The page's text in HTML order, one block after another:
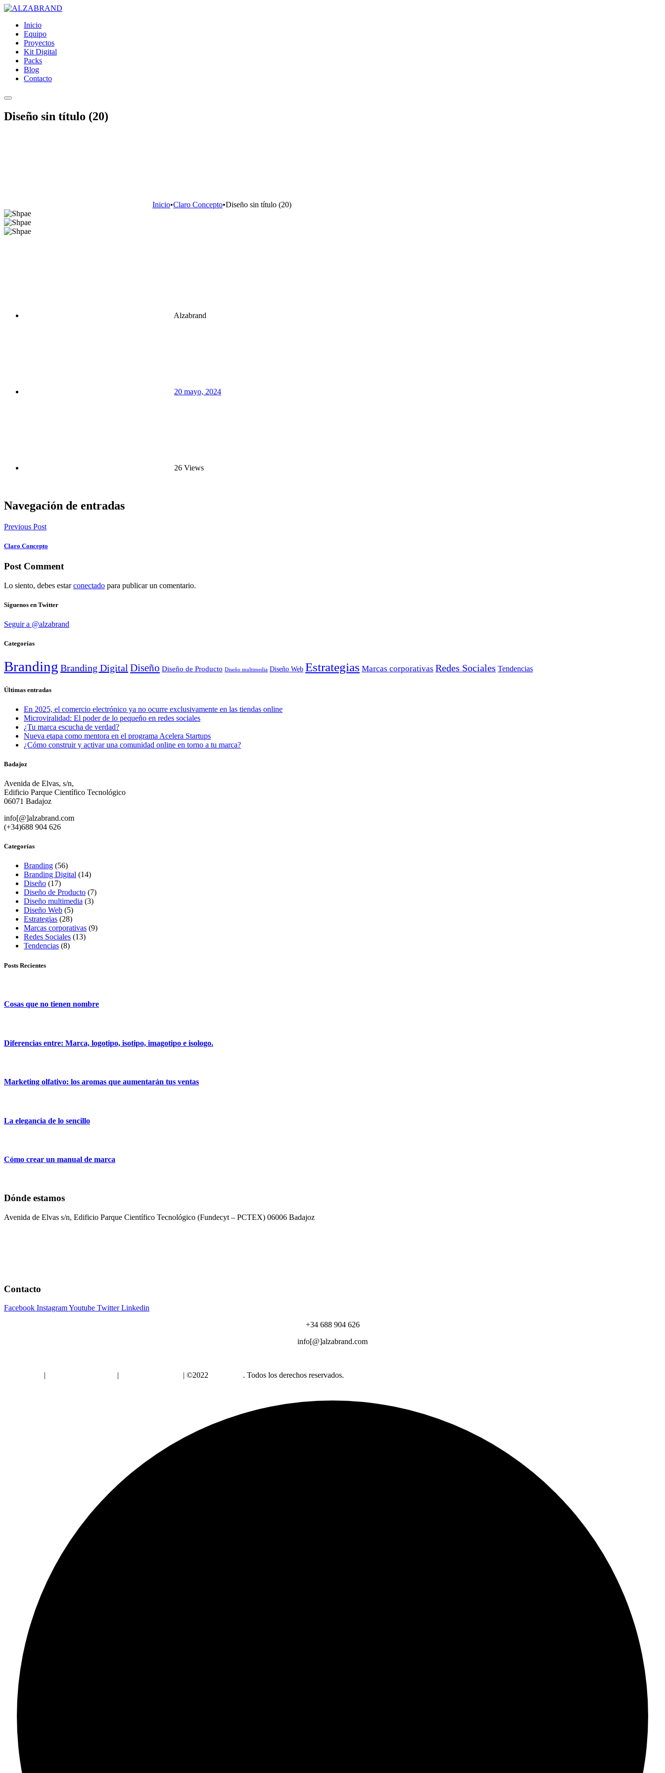
Inicio
Equipo
Proyectos
Kit Digital
Packs
Blog
Contacto
Diseño sin título (20)
Inicio•Claro Concepto•Diseño sin título (20)
Alzabrand
20 mayo, 2024
26 Views
Navegación de entradas
Previous Post
Claro Concepto
Post Comment
Lo siento, debes estarconectado para publicar un comentario.
Síguenos en Twitter
Seguir a @alzabrand
Categorías
Branding Branding Digital Diseño Diseño de Producto Diseño multimedia Diseño Web Estrategias Marcas corporativas Redes Sociales Tendencias
Últimas entradas
En 2025, el comercio electrónico ya no ocurre exclusivamente en las tiendas online
Microviralidad: El poder de lo pequeño en redes sociales
¿Tu marca escucha de verdad?
Nueva etapa como mentora en el programa Acelera Startups
¿Cómo construir y activar una comunidad online en torno a tu marca?
Badajoz
Avenida de Elvas, s/n,
Edificio Parque Científico Tecnológico
06071 Badajoz
info[@]alzabrand.com
(+34)688 904 626
Categorías
Branding (56)
Branding Digital (14)
Diseño (17)
Diseño de Producto (7)
Diseño multimedia (3)
Diseño Web (5)
Estrategias (28)
Marcas corporativas (9)
Redes Sociales (13)
Tendencias (8)
Posts Recientes
Cosas que no tienen nombre
Diferencias entre: Marca, logotipo, isotipo, imagotipo e isologo.
Marketing olfativo: los aromas que aumentarán tus ventas
La elegancia de lo sencillo
Cómo crear un manual de marca
Dónde estamos
Avenida de Elvas s/n, Edificio Parque Científico Tecnológico (Fundecyt – PCTEX) 06006 Badajoz
Contacto
Facebook InstagramYoutube Twitter Linkedin
+34 688 904 626
info[@]alzabrand.com
| | | ©2022 . Todos los derechos reservados.